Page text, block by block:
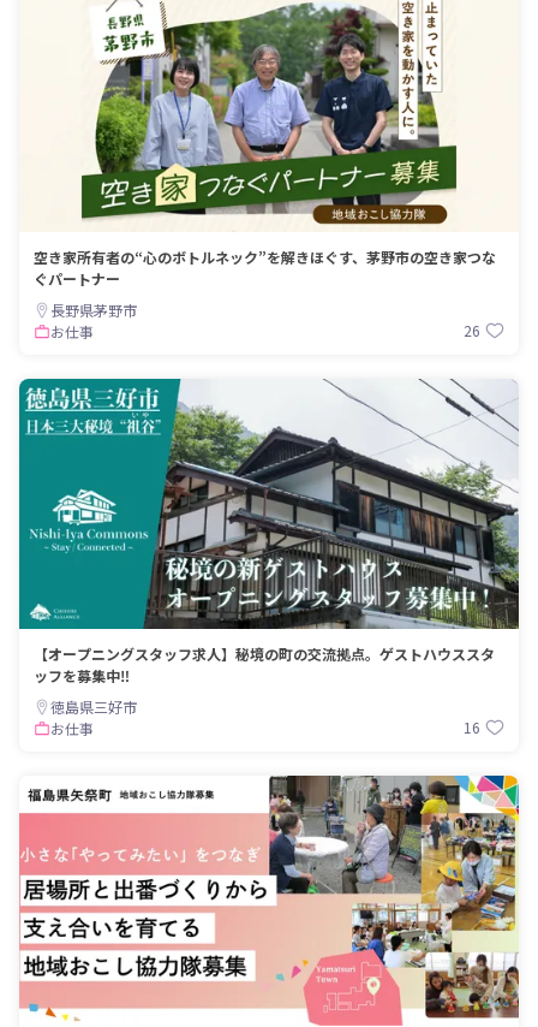
空き家所有者の“心のボトルネック”を解きほぐす、茅野市の空き家つな
ぐパートナー
長野県茅野市
お仕事
26
【オープニングスタッフ求人】秘境の町の交流拠点。ゲストハウススタ
ッフを募集中‼
徳島県三好市
お仕事
16